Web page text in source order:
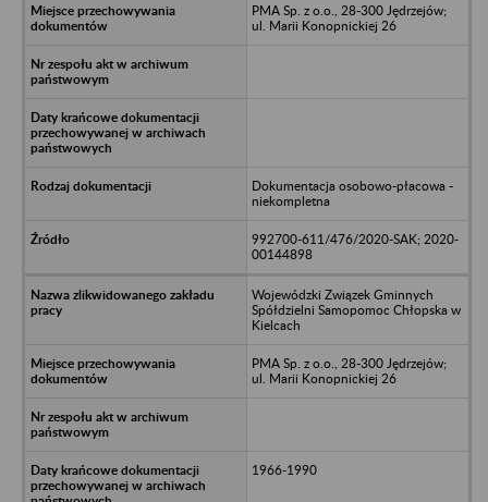
PMA Sp. z o.o., 28-300 Jędrzejów;
ul. Marii Konopnickiej 26
Dokumentacja osobowo-płacowa -
niekompletna
992700-611/476/2020-SAK; 2020-
00144898
Wojewódzki Związek Gminnych
Spółdzielni Samopomoc Chłopska w
Kielcach
PMA Sp. z o.o., 28-300 Jędrzejów;
ul. Marii Konopnickiej 26
1966-1990